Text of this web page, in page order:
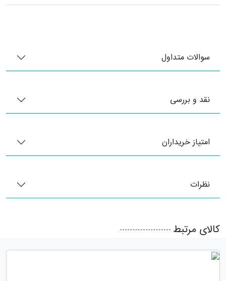
سوالات متداول
نقد و بررسی
امتیاز خریداران
نظرات
کالای مرتبط